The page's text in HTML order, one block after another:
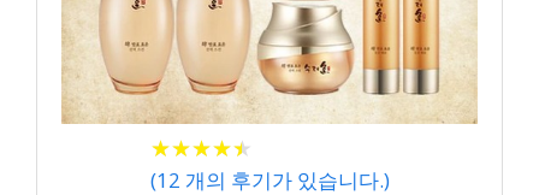
★★★★★
★★★★★
(12 개의 후기가 있습니다.)